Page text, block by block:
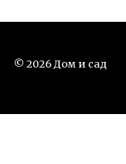
© 2026 Дом и сад